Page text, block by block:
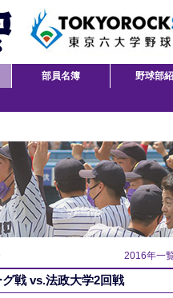
部員名簿 野球部
2016年一
戦 vs.法政大学2回戦